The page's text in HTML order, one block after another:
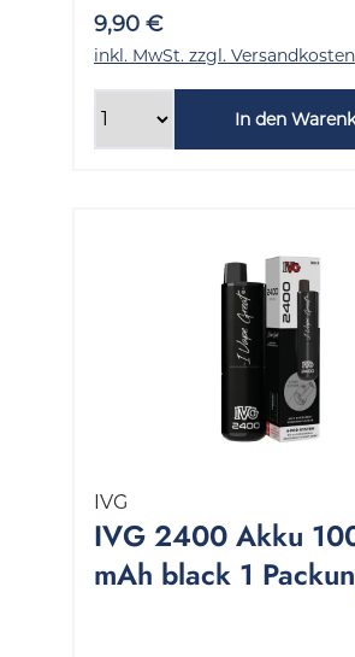
9,90 €
inkl. MwSt. zzgl. Versandkosten
In den
IVG
IVG 2400 Akku
mAh black 1